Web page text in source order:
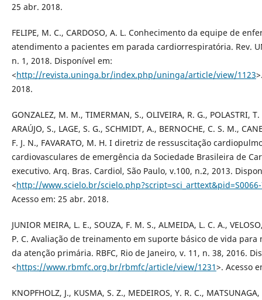
25 abr. 2018.
FELIPE, M. C., CARDOSO, A. L. Conhecimento da equipe de
atendimento a pacientes em parada cardiorrespiratória. Rev.
n. 1, 2018. Disponível em:
<http://revista.uninga.br/index.php/uninga/article/view/1123
2018.
GONZALEZ, M. M., TIMERMAN, S., OLIVEIRA, R. G., POLASTRI,
ARAÚJO, S., LAGE, S. G., SCHMIDT, A., BERNOCHE, C. S. M.,
F. J. N., FAVARATO, M. H. I diretriz de ressuscitação
cardiovasculares de emergência da Sociedade Brasileira de
executivo. Arq. Bras. Cardiol, São Paulo, v.100, n.2, 2013.
<http://www.scielo.br/scielo.php?script=sci_arttext&pid=S0066-
Acesso em: 25 abr. 2018.
JUNIOR MEIRA, L. E., SOUZA, F. M. S., ALMEIDA, L. C. A.,
P. C. Avaliação de treinamento em suporte básico de vida
da atenção primária. RBFC, Rio de Janeiro, v. 11, n. 38, 2016.
<https://www.rbmfc.org.br/rbmfc/article/view/1231>. Acesso
KNOPFHOLZ, J., KUSMA, S. Z., MEDEIROS, Y. R. C.,